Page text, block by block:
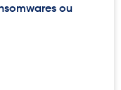
ou